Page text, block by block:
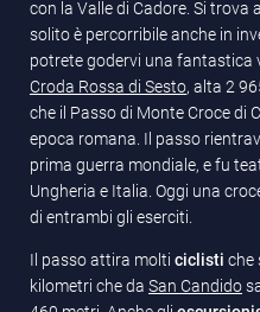
con la Valle di Cadore. Si trova
solito è percorribile anche in
potrete godervi una fantastica
Croda Rossa di Sesto, alta 2
che il Passo di Monte Croce di
epoca romana. Il passo
prima guerra mondiale, e fu
Ungheria e Italia. Oggi una
di entrambi gli eserciti.
Il passo attira molti ciclisti che
kilometri che da San Candido